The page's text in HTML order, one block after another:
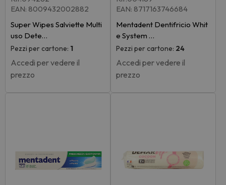
EAN: 8009432002882
Super Wipes Salviette Multi
uso Dete…
Pezzi per cartone: 1
Accedi per vedere il
prezzo
EAN: 8717163746684
Mentadent Dentifricio Whit
e System …
Pezzi per cartone: 24
Accedi per vedere il
prezzo